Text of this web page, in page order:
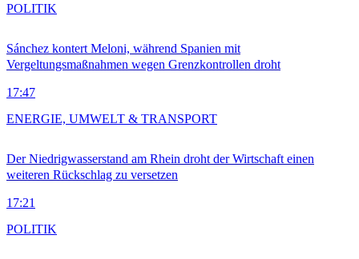
Sánchez kontert Meloni, während Spanien mit
Vergeltungsmaßnahmen wegen Grenzkontrollen droht
17:47
POLITIK
Der Niedrigwasserstand am Rhein droht der Wirtschaft einen
weiteren Rückschlag zu versetzen
17:21
ENERGIE, UMWELT & TRANSPORT
POLITIK